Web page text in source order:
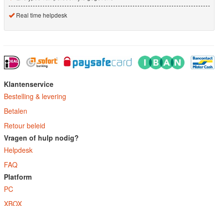
Real time helpdesk
Klantenservice
Bestelling & levering
Betalen
Retour beleid
Vragen of hulp nodig?
Helpdesk
FAQ
Platform
PC
XBOX